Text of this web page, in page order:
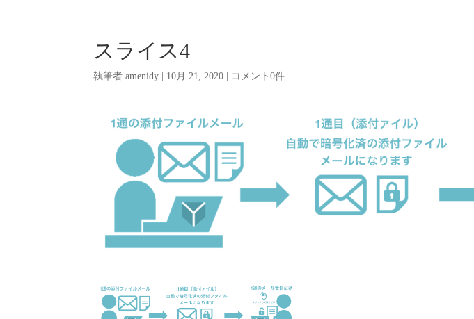
スライス4
執筆者amenidy 10月 21, 2020 コメント0件